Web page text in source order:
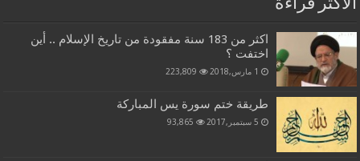
الاكثر قراءة
اكثر من 183 سنة مفقودة من تاريخ الإسلام .. أين
اختفت ؟
1 مارس,2018 223,809
طريقة ختم سورة يس المباركة
5 سبتمبر,2017 93,865